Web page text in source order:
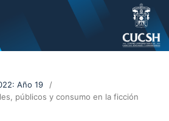
Año 19
/
públicos y consumo en la ficción